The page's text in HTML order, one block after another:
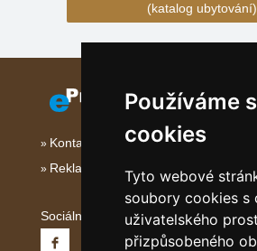
Používáme
cookies
Tyto webové
soubory cookies s
uživatelského
přizpůsobeného
(katalog ubytování)
Kontakt
Reklama
Sociální sítě: